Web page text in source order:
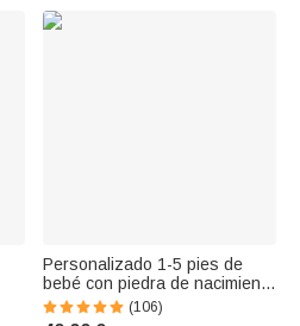
Personalizado 1-5 pies de
bebé con piedra de nacimiento
collar de plata esterlina Día de
la Madre Día de Acción de
(106)